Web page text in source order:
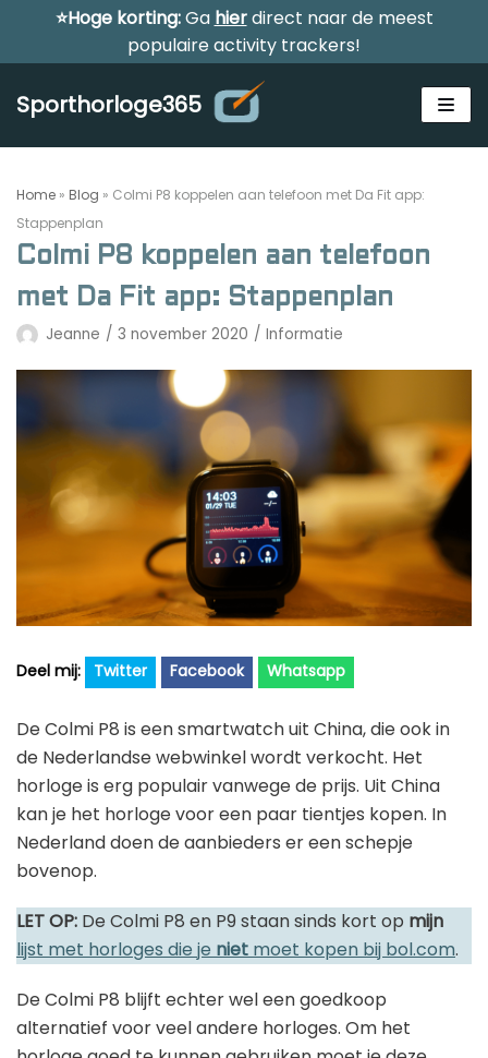
Meteen
inhoud
⭐Hoge korting:Ga hierdirect naar de meest
populaire activity trackers!
Sporthorloge365
Alle sporthorloges
Activity tracker
Smartwatches
Horloge voor kinderen
Gezondheidshorloge
Golfhorloge
Accessoires
Reviews
Amazfit
Apple
Huawei
Polar
Suunto
Wahoo
Withings
Xiaomi
Persbericht
Training
Contact
Home » Blog » Colmi P8 koppelen aan telefoon met Da Fit app:
Stappenplan
Colmi P8 koppelen aan telefoon
met Da Fit app: Stappenplan
Jeanne 3 november 2020 Informatie
Twitter Facebook Whatsapp
De Colmi P8 is een smartwatch uit China, die ook in
de Nederlandse webwinkel wordt verkocht. Het
horloge is erg populair vanwege de prijs. Uit China
kan je het horloge voor een paar tientjes kopen. In
Nederland doen de aanbieders er een schepje
bovenop.
LET OP: De Colmi P8 en P9 staan sinds kort op mijn
lijst met horloges die je niet moet kopen bij bol.com.
De Colmi P8 blijft echter wel een goedkoop
alternatief voor veel andere horloges. Om het